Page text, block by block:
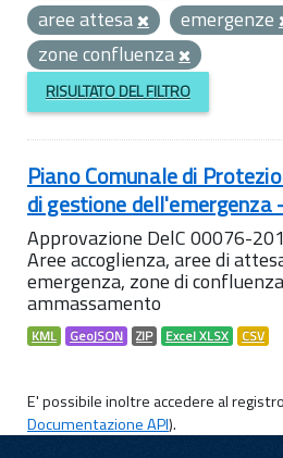
aree attesa
emergenze
zone confluenza
RISULTATO DEL FILTRO
Piano Comunale di
di gestione dell'emergenza
Approvazione DelC 00076-
Aree accoglienza, aree di
emergenza, zone di
ammassamento
KML GeoJSON ZIP Excel XLSX CSV
E' possibile inoltre accedere al
Documentazione API).